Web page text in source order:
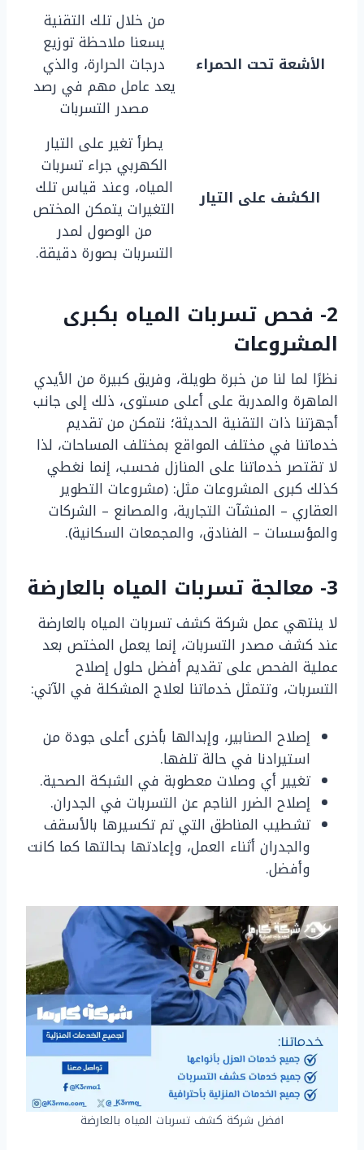
الأشعة تحت الحمراء
من خلال تلك التقنية
يسعنا ملاحظة توزيع
درجات الحرارة، والذي
يعد عامل مهم في رصد
مصدر التسربات
الكشف على التيار
يطرأ تغير على التيار
الكهربي جراء تسربات
المياه، وعند قياس تلك
التغيرات يتمكن المختص
من الوصول لمدر
التسربات بصورة دقيقة.
2- فحص تسربات المياه بكبرى
المشروعات
نظرًا لما لنا من خبرة طويلة، وفريق كبيرة من الأيدي
الماهرة والمدربة على أعلى مستوى، ذلك إلى جانب
أجهزتنا ذات التقنية الحديثة؛ نتمكن من تقديم
خدماتنا في مختلف المواقع بمختلف المساحات، لذا
لا تقتصر خدماتنا على المنازل فحسب، إنما نغطي
كذلك كبرى المشروعات مثل: (مشروعات التطوير
العقاري – المنشآت التجارية، والمصانع – الشركات
والمؤسسات – الفنادق، والمجمعات السكانية).
3- معالجة تسربات المياه بالعارضة
لا ينتهي عمل شركة كشف تسربات المياه بالعارضة
عند كشف مصدر التسربات، إنما يعمل المختص بعد
عملية الفحص على تقديم أفضل حلول إصلاح
التسربات، وتتمثل خدماتنا لعلاج المشكلة في الآتي:
إصلاح الصنابير، وإبدالها بأخرى أعلى جودة من
استيرادنا في حالة تلفها.
تغيير أي وصلات معطوبة في الشبكة الصحية.
إصلاح الضرر الناجم عن التسربات في الجدران.
تشطيب المناطق التي تم تكسيرها بالأسقف
والجدران أثناء العمل، وإعادتها بحالتها كما كانت
وأفضل.
افضل شركة كشف تسربات المياه بالعارضة